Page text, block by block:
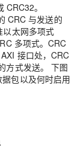
。
CRC 与发送的
以太网多项式
多项式。CRC
接口处，CRC
方式发送。 下图
包以及何时启用